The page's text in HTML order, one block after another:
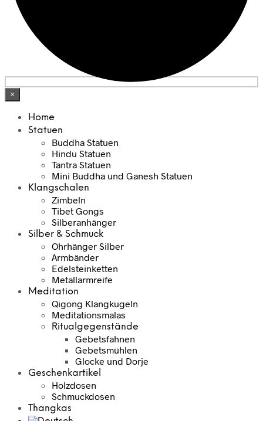
×
Home
Statuen
Buddha Statuen
Hindu Statuen
Tantra Statuen
Mini Buddha und Ganesh Statuen
Klangschalen
Zimbeln
Tibet Gongs
Silberanhänger
Silber & Schmuck
Ohrhänger Silber
Armbänder
Edelsteinketten
Metallarmreife
Meditation
Qigong Klangkugeln
Meditationsmalas
Ritualgegenstände
Gebetsfahnen
Gebetsmühlen
Glocke und Dorje
Geschenkartikel
Holzdosen
Schmuckdosen
Thangkas